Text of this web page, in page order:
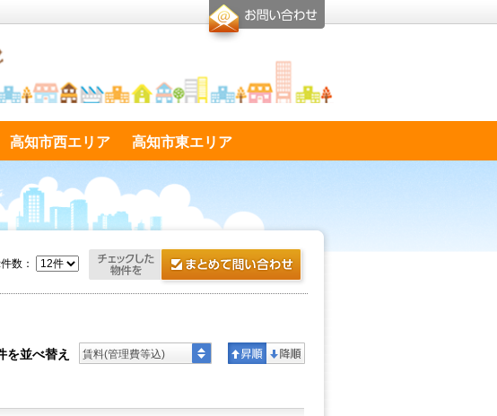
高知市西エリア 高知市東エリア
数：
を並べ替え 賃料(管理費等込)